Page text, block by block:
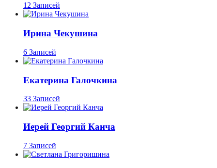
12 Записей
Ирина Чекушина
6 Записей
Екатерина Галочкина
33 Записей
Иерей Георгий Канча
7 Записей